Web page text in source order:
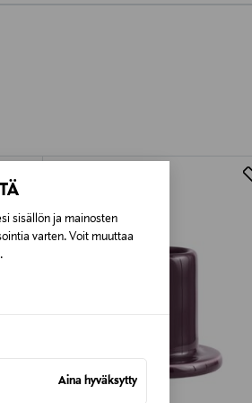
sisällön ja mainosten
varten. Voit muuttaa
Aina hyväksytty
on saatavilla valittuun osoitteeseen.